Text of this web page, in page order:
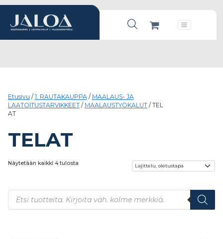
Products search
Päävalikko
Etusivu / 1. RAUTAKAUPPA/ MAALAUS- JA
LAATOITUSTARVIKKEET/ MAALAUSTYÖKALUT/ TEL
AT
TELAT
Näytetään kaikki 4 tulosta
Products search